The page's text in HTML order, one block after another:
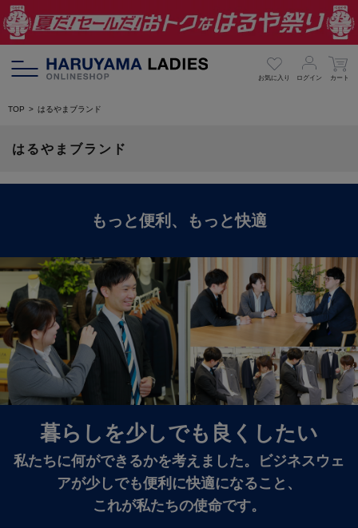
お気に入り ログイン カート
TOP はるやまブランド
はるやまブランド
もっと便利、もっと快適
暮らしを少しでも良くしたい
私たちに何ができるかを考えました。ビジネスウェ
アが少しでも便利に快適になること、
これが私たちの使命です。